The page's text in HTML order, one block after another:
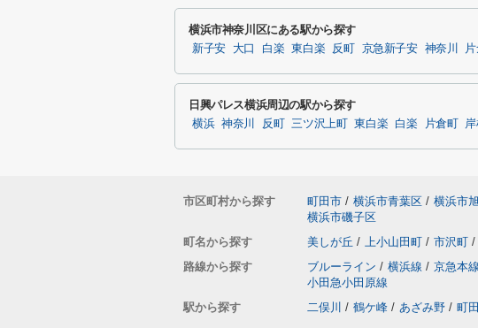
横浜市神奈川区にある駅から探す
新子安 大口 白楽 東白楽 反町 京急新子安 神奈川 片
日興パレス横浜周辺の駅から探す
横浜 神奈川 反町 三ツ沢上町 東白楽 白楽 片倉町
市区町村から探す 町田市 / 横浜市青葉区 / 横浜市
横浜市磯子区
町名から探す
美しが丘 / 上小山田町 / 市沢町 /
路線から探す
ブルーライン / 横浜線 / 京急本線
小田急小田原線
駅から探す
二俣川 / 鶴ケ峰 / あざみ野 / 町田